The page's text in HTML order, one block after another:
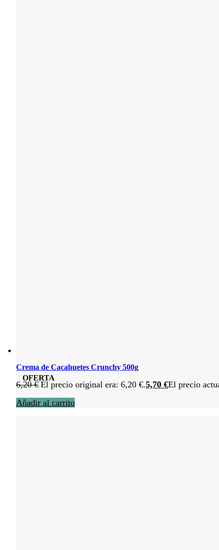
OFERTA
Crema de Cacahuetes Crunchy 500g
6,20€ El precio original era: 6,20 €.5,70 €El precio
Añadir al carrito